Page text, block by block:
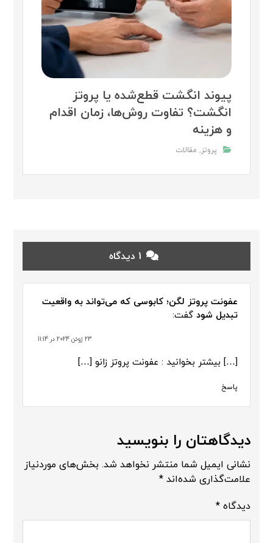
پیوند انگشت قطع‌شده یا پروتز
انگشت؟ تفاوت روش‌ها، زمان اقدام
و هزینه
پروتز, مقالات
1 دیدگاه
عفونت پروتز لگن؛ کابوسی که می‌تواند به واقعیت
تبدیل شود گفت:
23 ژوئن 2024 در 11:14
[…] بیشتر بخوانید :‌ عفونت پروتز زانو […]
پاسخ
دیدگاهتان را بنویسید
نشانی ایمیل شما منتشر نخواهد شد. بخش‌های موردنیاز
علامت‌گذاری شده‌اند*
دیدگاه*